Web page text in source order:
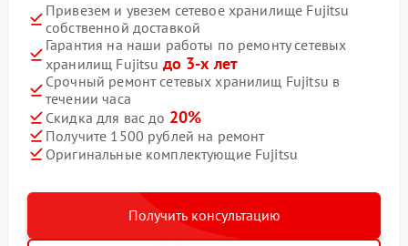
Привезем и увезем сетевое хранилище Fujitsu
собственной доставкой
Гарантия на наши работы по ремонту сетевых
хранилищ Fujitsu до 3-х лет
Срочный ремонт сетевых хранилищ Fujitsu в
течении часа
Скидка для вас до 20%
Получите 1500 рублей на ремонт
Оригинальные комплектующие Fujitsu
Получить консультацию